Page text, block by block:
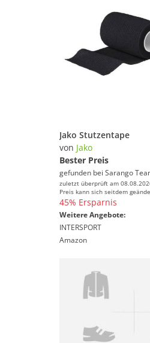
Jako Stutzentape
von Jako
Bester Preis
gefunden bei Sarango
zuletzt überprüft am
Preis kann sich seitdem
45% Ersparnis
Weitere Angebote:
INTERSPORT
Amazon